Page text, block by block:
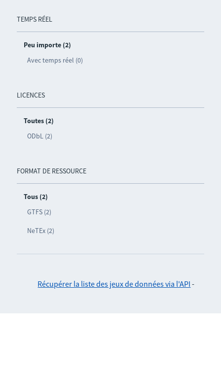
TEMPS RÉEL
Peu importe (2)
Avec temps réel (0)
LICENCES
Toutes (2)
ODbL (2)
FORMAT DE RESSOURCE
Tous (2)
GTFS (2)
NeTEx (2)
Récupérer la liste des jeux de données via l'API -